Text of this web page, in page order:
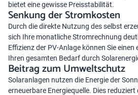
bietet eine gewisse Preisstabilität.
Senkung der Stromkosten
Durch die direkte Nutzung des selbst
sich Ihre monatliche Stromrechnung
Effizienz der PV-Anlage können Sie
Ihren gesamten Bedarf durch
Beitrag zum Umweltschutz
Solaranlagen nutzen die Energie der
erneuerbare Energiequelle. Dies reduziert